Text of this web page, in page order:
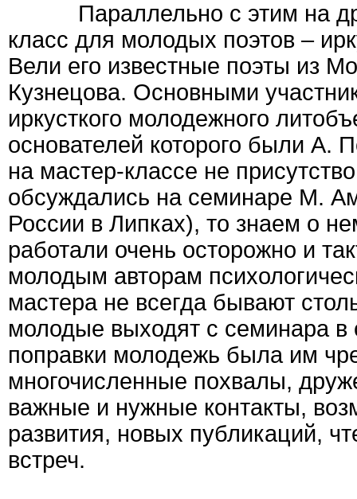
Параллельно с этим на
класс для молодых поэтов –
Вели его известные поэты из
Кузнецова. Основными
иркусткого молодежного
основателей которого были А.
на мастер-классе не
обсуждались на семинаре М.
России в Липках), то знаем о
работали очень осторожно и
молодым авторам
мастера не всегда бывают
молодые выходят с семинара в
поправки молодежь была им
многочисленные похвалы,
важные и нужные контакты,
развития, новых публикаций,
встреч.